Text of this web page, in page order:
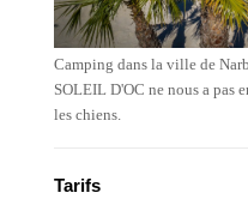
Camping dans la ville de
SOLEIL D'OC ne nous a pas
les chiens.
Tarifs